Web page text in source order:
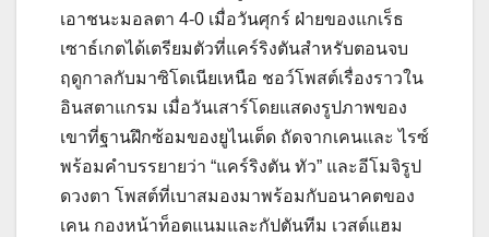
เอาชนะมอลตา 4-0 เมื่อวันศุกร์ ฝ่ายของแกเร็ธ
เซาธ์เกตได้เตรียมตัวที่แคร์ริงตันสำหรับตอนจบ
ฤดูกาลกับมาซิโดเนียเหนือ ชอว์โพสต์เรื่องราวใน
อินสตาแกรม เมื่อวันเสาร์โดยแสดงรูปภาพของ
เขาที่ฐานฝึกซ้อมของยูไนเต็ด ถัดจากเคนและ ไรซ์
พร้อมคำบรรยายว่า “แคร์ริงตัน ทัว” และอีโมจิรูป
ดวงตา โพสต์ที่เบาสมองมาพร้อมกับอนาคตของ
เคน กองหน้าท็อตแนมและกัปตันทีม เวสต์แฮม